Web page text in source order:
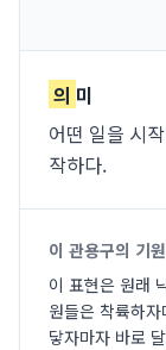
의 미
어떤 일을 시
작하다.
이 관용구의 기원
이 표현은 원래
원들은 착륙하
닿자마자 바로